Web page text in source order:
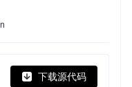
下载源代码